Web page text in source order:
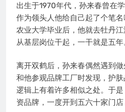
出生于1970年代，孙来春曾在
作为领头人他给自己起了个笔
农业大学毕业后，他就去牡丹
从基层岗位干起，一干就是五年
离开双鹤后，孙来春偶然遇到
和他参观品牌工厂时发现，护
逻辑上有着许多相似之处。于
资品牌，一度开到五六十家门店